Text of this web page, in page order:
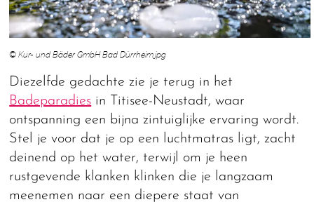
© Kur- und Bäder GmbH Bad Dürrheim.jpg
Diezelfde gedachte zie je terug in het
Badeparadies in Titisee-Neustadt, waar
ontspanning een bijna zintuiglijke ervaring wordt.
Stel je voor dat je op een luchtmatras ligt, zacht
deinend op het water, terwijl om je heen
rustgevende klanken klinken die je langzaam
meenemen naar een diepere staat van